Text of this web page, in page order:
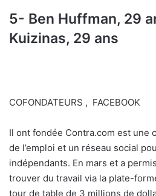
5- Ben Huffman, 29
Kuizinas, 29 ans
COFONDATEURS , FACEBOOK
Il ont fondée Contra.com est une
de l’emploi et un réseau social
indépendants. En mars et a
trouver du travail via la plate-
tour de table de 3 millions de